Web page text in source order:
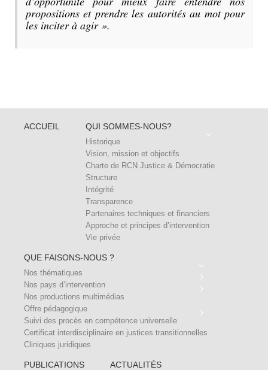
propositions et prendre les autorités au mot pour
les inciter à agir ».
ACCUEIL QUI SOMMES-NOUS?
Historique
Vision, mission et objectifs
Charte de RCN Justice & Démocratie
Structure
Intégrité
Transparence
Partenaires techniques et financiers
Approche et principes d’intervention
Vie privée
QUE FAISONS-NOUS ?
Nos thématiques
Nos pays d’intervention
Nos productions multimédias
Offre pédagogique
Suivi des procès en compétence universelle
Certificat interdisciplinaire en justices transitionnelles
Cliniques juridiques
PUBLICATIONS ACTUALITÉS